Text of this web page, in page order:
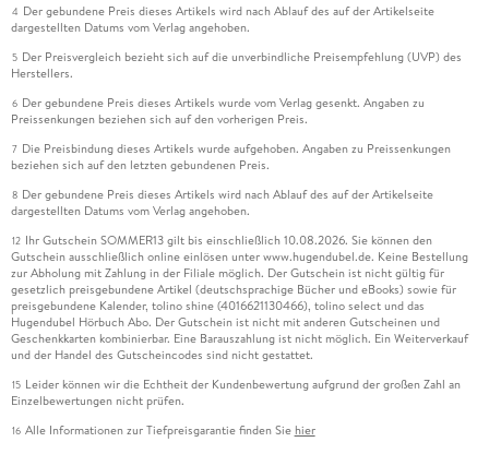
4 Der gebundene Preis dieses Artikels wird nach Ablauf des auf der Artikelseite
dargestellten Datums vom Verlag angehoben.
5 Der Preisvergleich bezieht sich auf die unverbindliche Preisempfehlung (UVP) des
Herstellers.
6 Der gebundene Preis dieses Artikels wurde vom Verlag gesenkt. Angaben zu
Preissenkungen beziehen sich auf den vorherigen Preis.
7 Die Preisbindung dieses Artikels wurde aufgehoben. Angaben zu Preissenkungen
beziehen sich auf den letzten gebundenen Preis.
8 Der gebundene Preis dieses Artikels wird nach Ablauf des auf der Artikelseite
dargestellten Datums vom Verlag angehoben.
12 Ihr Gutschein SOMMER13 gilt bis einschließlich 10.08.2026. Sie können den
Gutschein ausschließlich online einlösen unter www.hugendubel.de. Keine Bestellung
zur Abholung mit Zahlung in der Filiale möglich. Der Gutschein ist nicht gültig für
gesetzlich preisgebundene Artikel (deutschsprachige Bücher und eBooks) sowie für
preisgebundene Kalender, tolino shine (4016621130466), tolino select und das
Hugendubel Hörbuch Abo. Der Gutschein ist nicht mit anderen Gutscheinen und
Geschenkkarten kombinierbar. Eine Barauszahlung ist nicht möglich. Ein Weiterverkauf
und der Handel des Gutscheincodes sind nicht gestattet.
15 Leider können wir die Echtheit der Kundenbewertung aufgrund der großen Zahl an
Einzelbewertungen nicht prüfen.
16 Alle Informationen zur Tiefpreisgarantie finden Sie hier